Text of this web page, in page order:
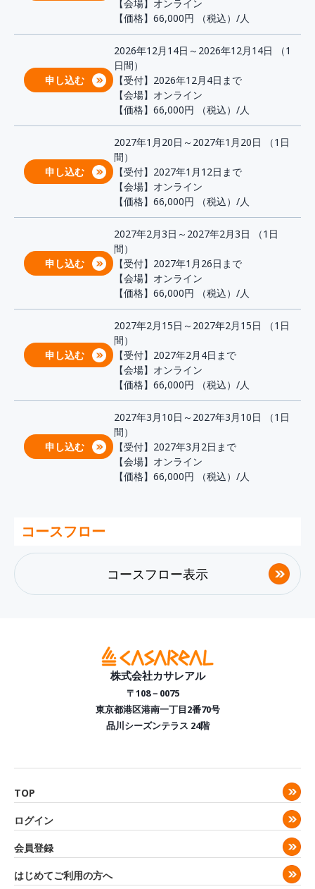
【会場】オンライン
【価格】66,000円
（税込）/人
申し込む
2026年12月14日～2026年12月14日 （1
日間）
【受付】2026年12月4日まで
【会場】オンライン
【価格】66,000円
（税込）/人
申し込む
2027年1月20日～2027年1月20日 （1日
間）
【受付】2027年1月12日まで
【会場】オンライン
【価格】66,000円
（税込）/人
申し込む
2027年2月3日～2027年2月3日 （1日
間）
【受付】2027年1月26日まで
【会場】オンライン
【価格】66,000円
（税込）/人
申し込む
2027年2月15日～2027年2月15日 （1日
間）
【受付】2027年2月4日まで
【会場】オンライン
【価格】66,000円
（税込）/人
申し込む
2027年3月10日～2027年3月10日 （1日
間）
【受付】2027年3月2日まで
【会場】オンライン
【価格】66,000円
（税込）/人
コースフロー
コースフロー表示
株式会社カサレアル
〒108－0075
東京都港区港南一丁目2番70号
品川シーズンテラス 24階
TOP
ログイン
会員登録
はじめてご利用の方へ